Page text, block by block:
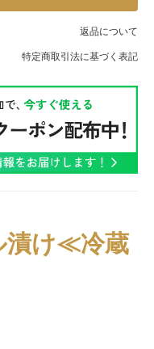
返品について
特定商取引法に基づく表記
漬け≪冷蔵